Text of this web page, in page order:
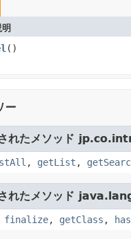
()
ー
されたメソッド
, getList ,
れたメソッド
finalize, getClass ,